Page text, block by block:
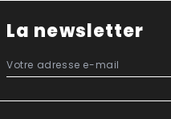
La newsletter